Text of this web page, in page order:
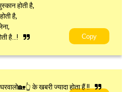
होती है,
है,
है...!
Copy
के खबरी ज्यादा होता हैं !!